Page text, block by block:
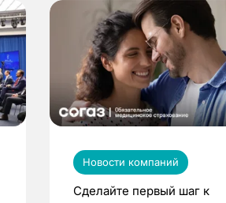
Новости компаний
Сделайте первый шаг к